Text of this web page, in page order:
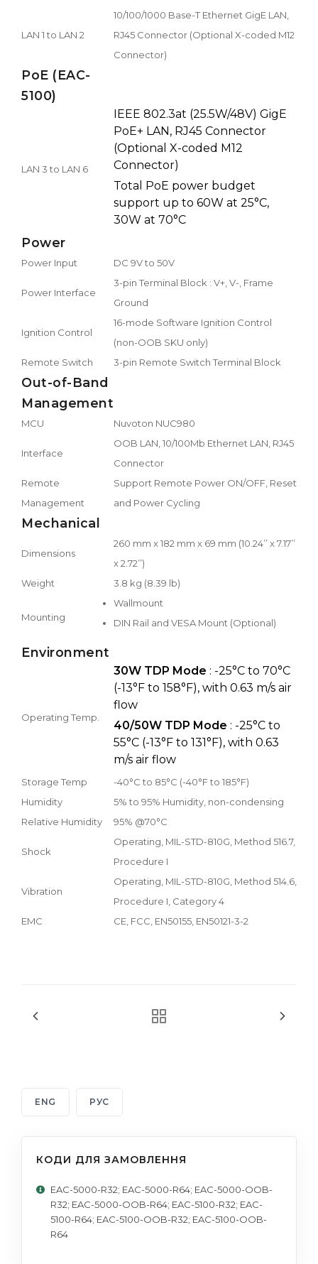
LAN 1 to LAN 2
10/100/1000 Base-T Ethernet GigE LAN,
RJ45 Connector (Optional X-coded M12
Connector)
PoE (EAC-
5100)
LAN 3 to LAN 6
IEEE 802.3at (25.5W/48V) GigE
PoE+ LAN, RJ45 Connector
(Optional X-coded M12
Connector)
Total PoE power budget
support up to 60W at 25°C,
30W at 70°C
Power
Power Input DC 9V to 50V
Power Interface
3-pin Terminal Block : V+, V-, Frame
Ground
Ignition Control
16-mode Software Ignition Control
(non-OOB SKU only)
Remote Switch
3-pin Remote Switch Terminal Block
Out-of-Band
Management
MCU Nuvoton NUC980
Interface
OOB LAN, 10/100Mb Ethernet LAN, RJ45
Connector
Remote
Management
Support Remote Power ON/OFF, Reset
and Power Cycling
Mechanical
Dimensions
260 mm x 182 mm x 69 mm (10.24’’ x 7.17’’
x 2.72’’)
Weight
3.8 kg (8.39 lb)
Mounting
Wallmount
DIN Rail and VESA Mount (Optional)
Environment
Operating Temp.
30W TDP Mode : -25°C to 70°C
(-13°F to 158°F), with 0.63 m/s air
flow
40/50W TDP Mode : -25°C to
55°C (-13°F to 131°F), with 0.63
m/s air flow
Storage Temp
-40°C to 85°C (-40°F to 185°F)
Humidity
5% to 95% Humidity, non-condensing
Relative Humidity
95% @70°C
Shock
Operating, MIL-STD-810G, Method 516.7,
Procedure I
Vibration
Operating, MIL-STD-810G, Method 514.6,
Procedure I, Category 4
EMC
CE, FCC, EN50155, EN50121-3-2
ENG РУС
КОДИ ДЛЯ ЗАМОВЛЕННЯ
EAC-5000-R32; EAC-5000-R64; EAC-5000-OOB-
R32; EAC-5000-OOB-R64; EAC-5100-R32; EAC-
5100-R64; EAC-5100-OOB-R32; EAC-5100-OOB-
R64